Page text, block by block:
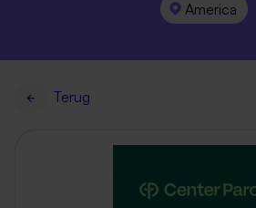
America
Terug